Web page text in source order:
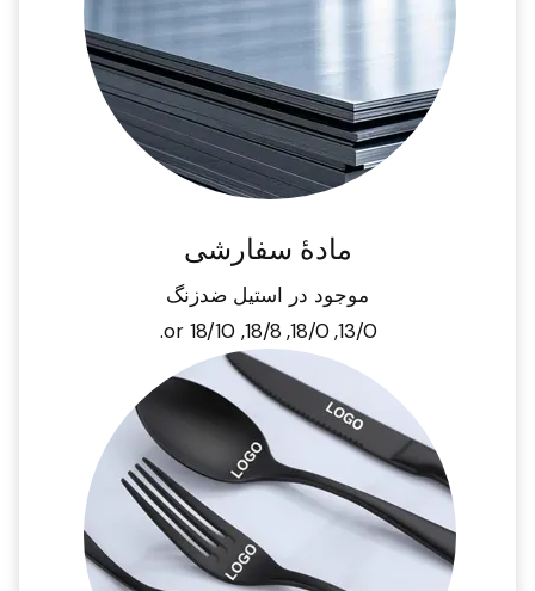
مادهٔ سفارشی
موجود در استیل ضدزنگ
13/0, 18/0, 18/8, or 18/10.